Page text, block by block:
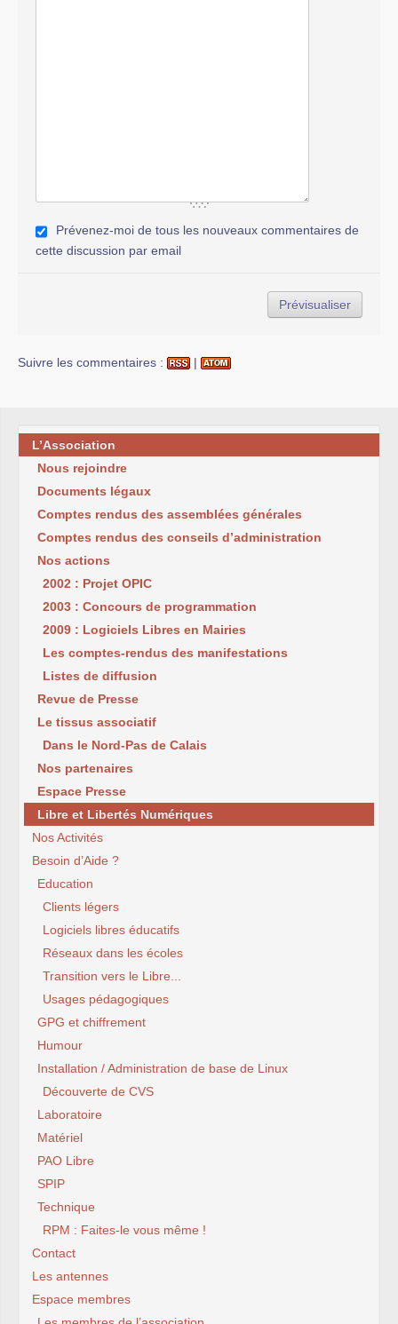
Prévenez-moi de tous les nouveaux commentaires de
cette discussion par email
Suivre les commentaires : |
L’Association
Nous rejoindre
Documents légaux
Comptes rendus des assemblées générales
Comptes rendus des conseils d’administration
Nos actions
2002 : Projet OPIC
2003 : Concours de programmation
2009 : Logiciels Libres en Mairies
Les comptes-rendus des manifestations
Listes de diffusion
Revue de Presse
Le tissus associatif
Dans le Nord-Pas de Calais
Nos partenaires
Espace Presse
Libre et Libertés Numériques
Nos Activités
Besoin d’Aide ?
Education
Clients légers
Logiciels libres éducatifs
Réseaux dans les écoles
Transition vers le Libre...
Usages pédagogiques
GPG et chiffrement
Humour
Installation / Administration de base de Linux
Découverte de CVS
Laboratoire
Matériel
PAO Libre
SPIP
Technique
RPM : Faites-le vous même !
Contact
Les antennes
Espace membres